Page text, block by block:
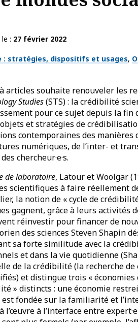
27 février 2022
: stratégies, dispositifs et usages
articles souhaite renouveler les
Studies(STS) : la crédibilité
pour ce sujet depuis la fin
et stratégies de
contemporaines des
numériques, de l’inter- et
des chercheur·e·s.
de laboratoire, Latour et Woolgar
scientifiques à faire réellement
la notion de « cycle de
gagnent, grâce à leurs activités
réinvestir pour financer de
des sciences Steven Shapin
sa forte similitude avec la
et dans la vie quotidienne
de la crédibilité (la recherche
et distingue trois «
» distincts : une économie
fondée sur la familiarité et
l’œuvre à l’interface entre